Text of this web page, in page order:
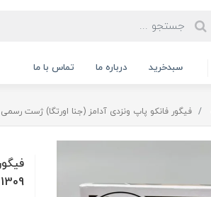
سبدخرید درباره ما تماس با ما
فیگور فانکو پاپ ونزدی آدامز (جنا اورتگا) ژست رسمی
1309